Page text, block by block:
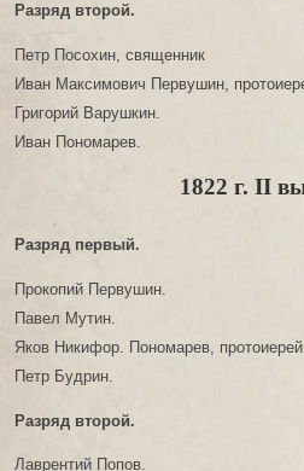
Разряд второй.
Петр Посохин, священник
Иван Максимович Первушин,
Григорий Варушкин.
Иван Пономарев.
1822 г. II
Разряд первый.
Прокопий Первушин.
Павел Мутин.
Яков Никифор. Пономарев,
Петр Будрин.
Разряд второй.
Лаврентий Попов.